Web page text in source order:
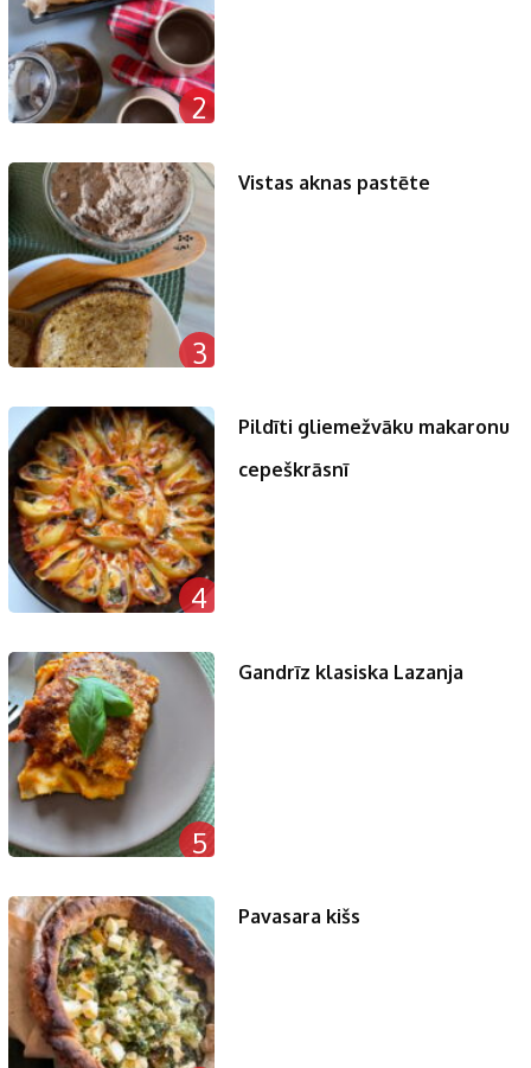
2
3
Vistas aknas pastēte
4
Pildīti gliemežvāku makaronu
cepeškrāsnī
5
Gandrīz klasiska Lazanja
Pavasara kišs